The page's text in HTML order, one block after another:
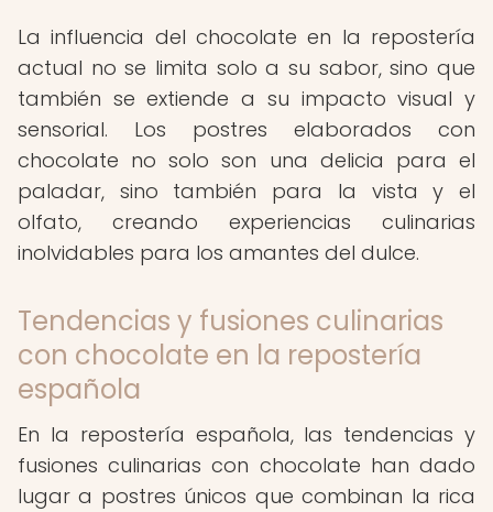
La influencia del chocolate en la repostería
actual no se limita solo a su sabor, sino que
también se extiende a su impacto visual y
sensorial. Los postres elaborados con
chocolate no solo son una delicia para el
paladar, sino también para la vista y el
olfato, creando experiencias culinarias
inolvidables para los amantes del dulce.
Tendencias y fusiones culinarias
con chocolate en la repostería
española
En la repostería española, las tendencias y
fusiones culinarias con chocolate han dado
lugar a postres únicos que combinan la rica